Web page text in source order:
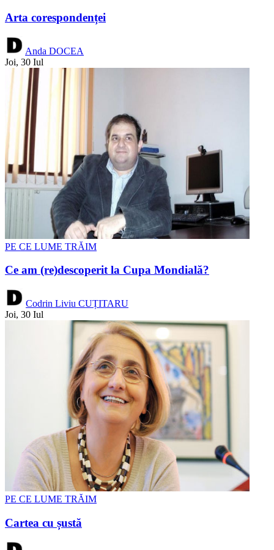
Arta corespondenței
Anda DOCEA
Joi, 30 Iul
PE CE LUME TRĂIM
Ce am (re)descoperit la Cupa Mondială?
Codrin Liviu CUȚITARU
Joi, 30 Iul
PE CE LUME TRĂIM
Cartea cu șustă